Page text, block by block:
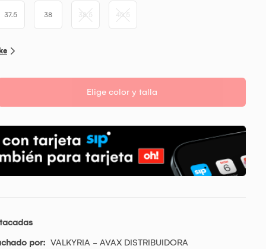
37.5 38 38.5 40.5
Elige color y talla
por: VALKYRIA - AVAX DISTRIBUIDORA